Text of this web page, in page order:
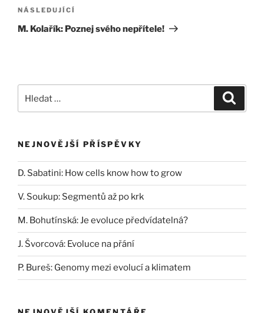
Následující
příspěvek
NÁSLEDUJÍCÍ
M. Kolařík: Poznej svého nepřítele!
NEJNOVĚJŠÍ PŘÍSPĚVKY
D. Sabatini: How cells know how to grow
V. Soukup: Segmentů až po krk
M. Bohutínská: Je evoluce předvídatelná?
J. Švorcová: Evoluce na přání
P. Bureš: Genomy mezi evolucí a klimatem